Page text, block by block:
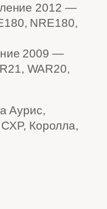
2012 —
NRE180,
2009 —
WAR20,
Аурис,
Королла,